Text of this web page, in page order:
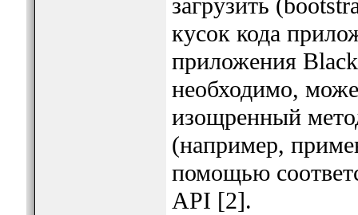
загрузить
кусок кода
приложения
необходимо,
изощренный
(например,
помощью
API [2].